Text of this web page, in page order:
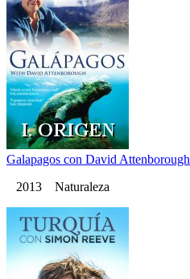
Galapagos con David Attenborough
2013 Naturaleza